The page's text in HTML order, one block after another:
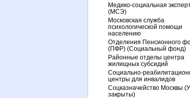
Медико-социальная
(МСЭ)
Московская служба
психологической помощи
населению
Отделения Пенсионного
(ПФР) (Социальный фонд)
Районные отделы центра
жилищных субсидий
Социально-
центры для инвалидов
Соцказначейство Москвы
закрыты)